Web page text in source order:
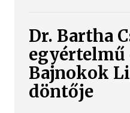
Dr. Bartha
egyértelmű
Bajnokok
döntője